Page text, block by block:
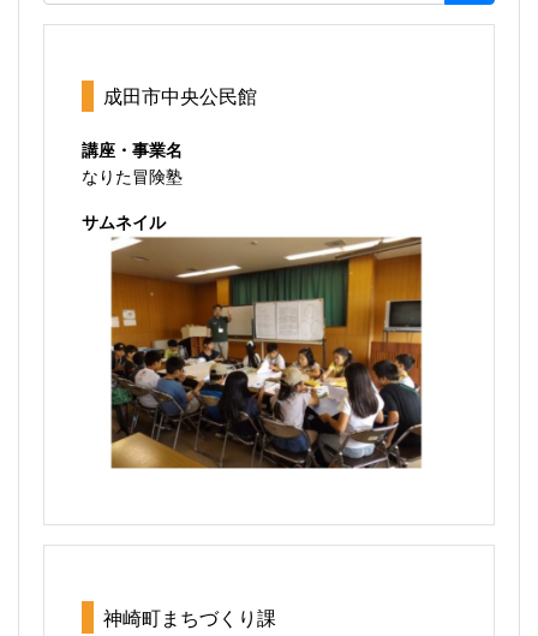
成田市中央公民館
講座・事業名
なりた冒険塾
サムネイル
神崎町まちづくり課